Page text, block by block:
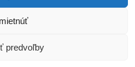
predvoľby